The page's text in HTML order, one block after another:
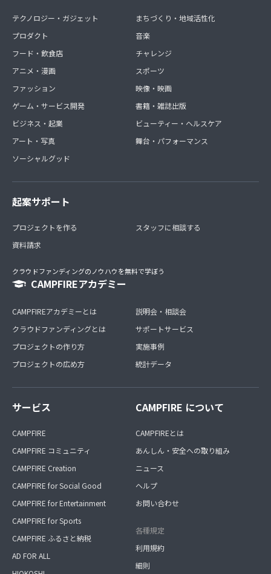
テクノロジー・ガジェット
プロダクト
フード・飲食店
アニメ・漫画
ファッション
ゲーム・サービス開発
ビジネス・起業
アート・写真
ソーシャルグッド
まちづくり・地域活性化
音楽
チャレンジ
スポーツ
映像・映画
書籍・雑誌出版
ビューティー・ヘルスケア
舞台・パフォーマンス
起案サポート
プロジェクトを作る
資料請求
スタッフに相談する
クラウドファンディングのノウハウを無料で学ぼう
CAMPFIREアカデミー
CAMPFIREアカデミーとは
クラウドファンディングとは
プロジェクトの作り方
プロジェクトの広め方
説明会・相談会
サポートサービス
実施事例
統計データ
サービス
CAMPFIRE
CAMPFIRE コミュニティ
CAMPFIRE Creation
CAMPFIRE for Social Good
CAMPFIRE for Entertainment
CAMPFIRE for Sports
CAMPFIRE ふるさと納税
AD FOR ALL
CAMPFIRE について
CAMPFIREとは
あんしん・安全への取り組み
ニュース
ヘルプ
お問い合わせ
各種規定
利用規約
細則